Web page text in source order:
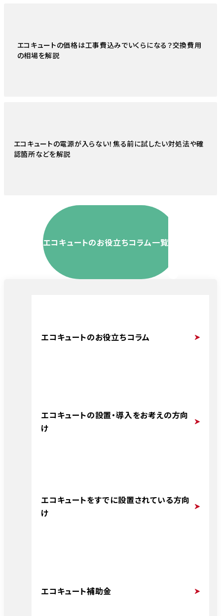
エコキュートの価格は工事費込みでいくらになる？交換費用
の相場を解説
エコキュートの電源が入らない！焦る前に試したい対処法や確
認箇所などを解説
エコキュートのお役立ちコラム一覧
エコキュートのお役立ちコラム
エコキュートの設置・導入をお考えの方向
け
エコキュートをすでに設置されている方向
け
エコキュート補助金